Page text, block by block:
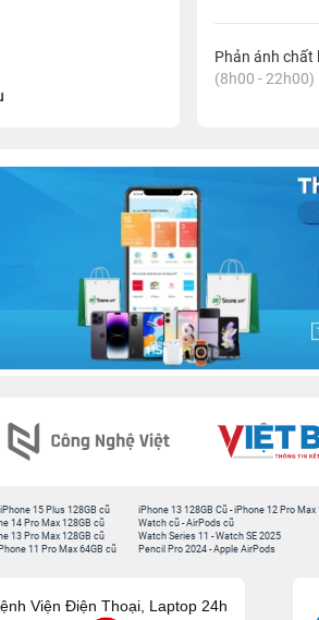
Phản ánh chất
(8h00 - 22h00)
iPhone 15 Plus 128GB cũ
14 Pro Max 128GB cũ
13 Pro Max 128GB cũ
11 Pro Max 64GB cũ
iPhone 13 128GB Cũ -iPhone 12 Pro Max
Watch cũ -AirPods cũ
Watch Series 11 -Watch SE 2025
Pencil Pro 2024 -Apple AirPods
Viện Điện Thoại, Laptop 24h